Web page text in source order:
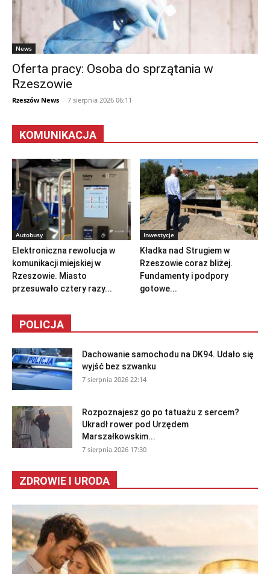
News
Oferta pracy: Osoba do sprzątania w
Rzeszowie
Rzeszów News - 7 sierpnia 2026 06:11
KOMUNIKACJA
Autobusy
Elektroniczna rewolucja w
komunikacji miejskiej w
Rzeszowie. Miasto
przesuwało cztery razy...
Inwestycje
Kładka nad Strugiem w
Rzeszowie coraz bliżej.
Fundamenty i podpory
gotowe...
POLICJA
Dachowanie samochodu na DK94. Udało się
wyjść bez szwanku
7 sierpnia 2026 22:14
Rozpoznajesz go po tatuażu z sercem?
Ukradł rower pod Urzędem
Marszałkowskim...
7 sierpnia 2026 17:30
ZDROWIE I URODA